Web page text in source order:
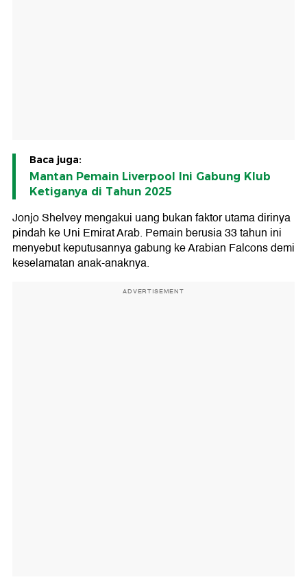
Baca juga:
Mantan Pemain Liverpool Ini Gabung Klub
Ketiganya di Tahun 2025
Jonjo Shelvey mengakui uang bukan faktor utama dirinya
pindah ke Uni Emirat Arab. Pemain berusia 33 tahun ini
menyebut keputusannya gabung ke Arabian Falcons demi
keselamatan anak-anaknya.
ADVERTISEMENT